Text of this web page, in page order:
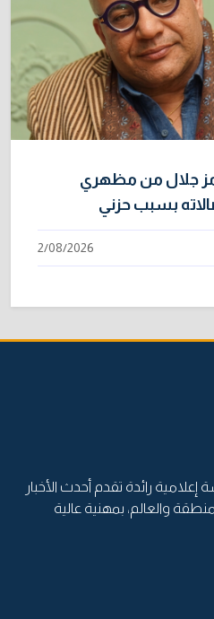
جلال من مظهري
بسبب حزني
2/08/2026
رائدة تقدم أحدث الأخبار
والعالم، بمهنية عالية